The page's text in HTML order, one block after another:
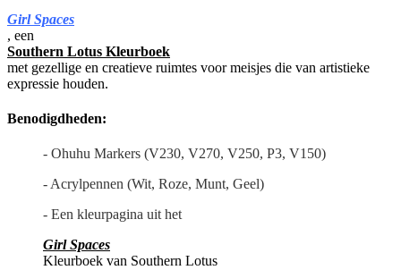
Girl Spaces
, een
Southern Lotus Kleurboek
met gezellige en creatieve ruimtes voor meisjes die van artistieke
expressie houden.
Benodigdheden:
- Ohuhu Markers (V230, V270, V250, P3, V150)
- Acrylpennen (Wit, Roze, Munt, Geel)
- Een kleurpagina uit het
Girl Spaces
Kleurboek van Southern Lotus